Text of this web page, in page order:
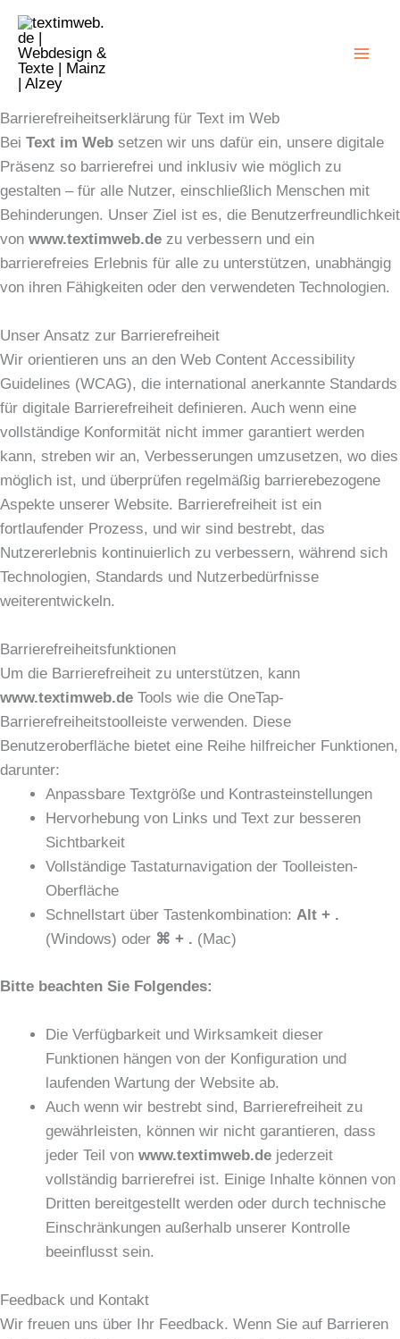
Zum
Inhalt
springen
Barrierefreiheitserklärung für Text im Web
Bei Text im Web setzen wir uns dafür ein, unsere digitale
Präsenz so barrierefrei und inklusiv wie möglich zu
gestalten – für alle Nutzer, einschließlich Menschen mit
Behinderungen. Unser Ziel ist es, die Benutzerfreundlichkeit
von www.textimweb.de zu verbessern und ein
barrierefreies Erlebnis für alle zu unterstützen, unabhängig
von ihren Fähigkeiten oder den verwendeten Technologien.
Unser Ansatz zur Barrierefreiheit
Wir orientieren uns an den Web Content Accessibility
Guidelines (WCAG), die international anerkannte Standards
für digitale Barrierefreiheit definieren. Auch wenn eine
vollständige Konformität nicht immer garantiert werden
kann, streben wir an, Verbesserungen umzusetzen, wo dies
möglich ist, und überprüfen regelmäßig barrierebezogene
Aspekte unserer Website. Barrierefreiheit ist ein
fortlaufender Prozess, und wir sind bestrebt, das
Nutzererlebnis kontinuierlich zu verbessern, während sich
Technologien, Standards und Nutzerbedürfnisse
weiterentwickeln.
Barrierefreiheitsfunktionen
Um die Barrierefreiheit zu unterstützen, kann
www.textimweb.de Tools wie die OneTap-
Barrierefreiheitstoolleiste verwenden. Diese
Benutzeroberfläche bietet eine Reihe hilfreicher Funktionen,
darunter:
Anpassbare Textgröße und Kontrasteinstellungen
Hervorhebung von Links und Text zur besseren
Sichtbarkeit
Vollständige Tastaturnavigation der Toolleisten-
Oberfläche
Schnellstart über Tastenkombination: Alt + .
(Windows) oder ⌘ + . (Mac)
Bitte beachten Sie Folgendes:
Die Verfügbarkeit und Wirksamkeit dieser
Funktionen hängen von der Konfiguration und
laufenden Wartung der Website ab.
Auch wenn wir bestrebt sind, Barrierefreiheit zu
gewährleisten, können wir nicht garantieren, dass
jeder Teil von www.textimweb.de jederzeit
vollständig barrierefrei ist. Einige Inhalte können von
Dritten bereitgestellt werden oder durch technische
Einschränkungen außerhalb unserer Kontrolle
beeinflusst sein.
Feedback und Kontakt
Wir freuen uns über Ihr Feedback. Wenn Sie auf Barrieren